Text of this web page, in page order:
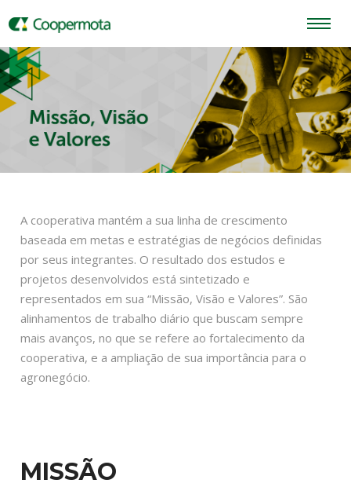
A cooperativa mantém a sua linha de crescimento
baseada em metas e estratégias de negócios definidas
por seus integrantes. O resultado dos estudos e
projetos desenvolvidos está sintetizado e
representados em sua “Missão, Visão e Valores”. São
alinhamentos de trabalho diário que buscam sempre
mais avanços, no que se refere ao fortalecimento da
cooperativa, e a ampliação de sua importância para o
agronegócio.
MISSÃO